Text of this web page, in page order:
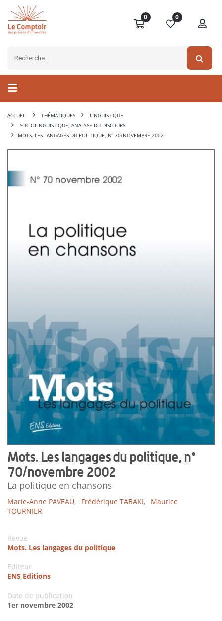
0 0
ACCUEIL THÉMATIQUES
LINGUISTIQUE
SOCIOLINGUISTIQUE, ANALYSE DU DISCOURS
MOTS. LES LANGAGES DU POLITIQUE, N° 70/NOVEMBRE 2002
Mots. Les langages du politique, n°
70/novembre 2002
La politique en chansons
Marie-Anne PAVEAU, Frédérique TABAKI,
Maurice
TOURNIER
Revue
Mots. Les langages du politique
Editeur
ENS Editions
Date de publication
1er novembre 2002